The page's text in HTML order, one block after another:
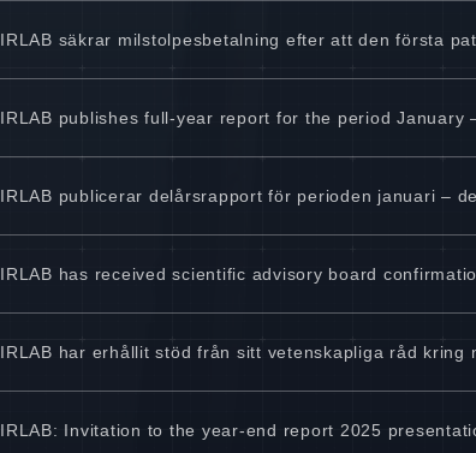
IRLAB säkrar milstolpesbetalning efter att den första
IRLAB publishes full-year report for the period January
IRLAB publicerar delårsrapport för perioden januari –
IRLAB has received scientific advisory board
IRLAB har erhållit stöd från sitt vetenskapliga råd kring
IRLAB: Invitation to the year-end report 2025